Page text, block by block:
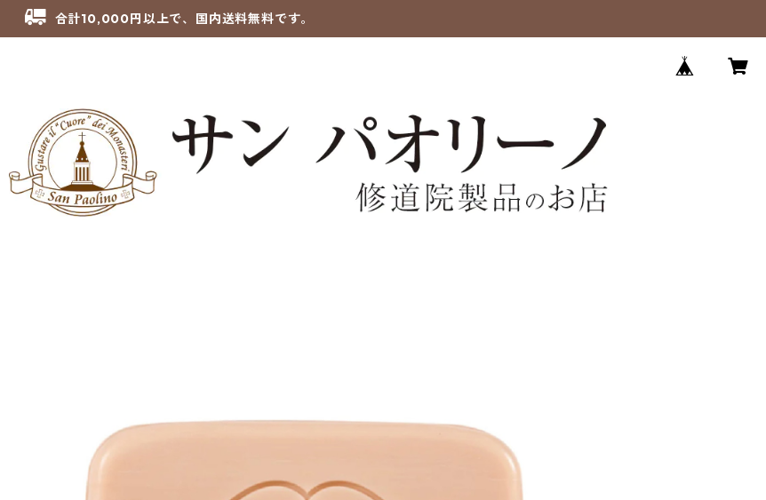
合計10,000円以上で、国内送料無料です。